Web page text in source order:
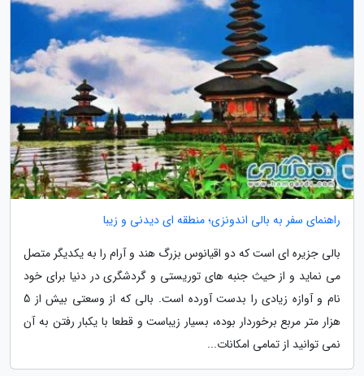
راهنمای سفر به بالی اندونزی؛ منطقه ای دیدنی و زیبا
بالی جزیره ای است که دو اقیانوس بزرگ هند و آرام را به یکدیگر متصل
می نماید و از حیث جنبه های توریستی و گردشگری در دنیا برای خود
نام و آوازه زیادی را بدست آورده است. بالی که از وسعتی بیش از 5
هزار متر مربع برخوردار بوده، بسیار زیباست و قطعا با یکبار رفتن به آن
نمی توانید از تمامی امکانات...